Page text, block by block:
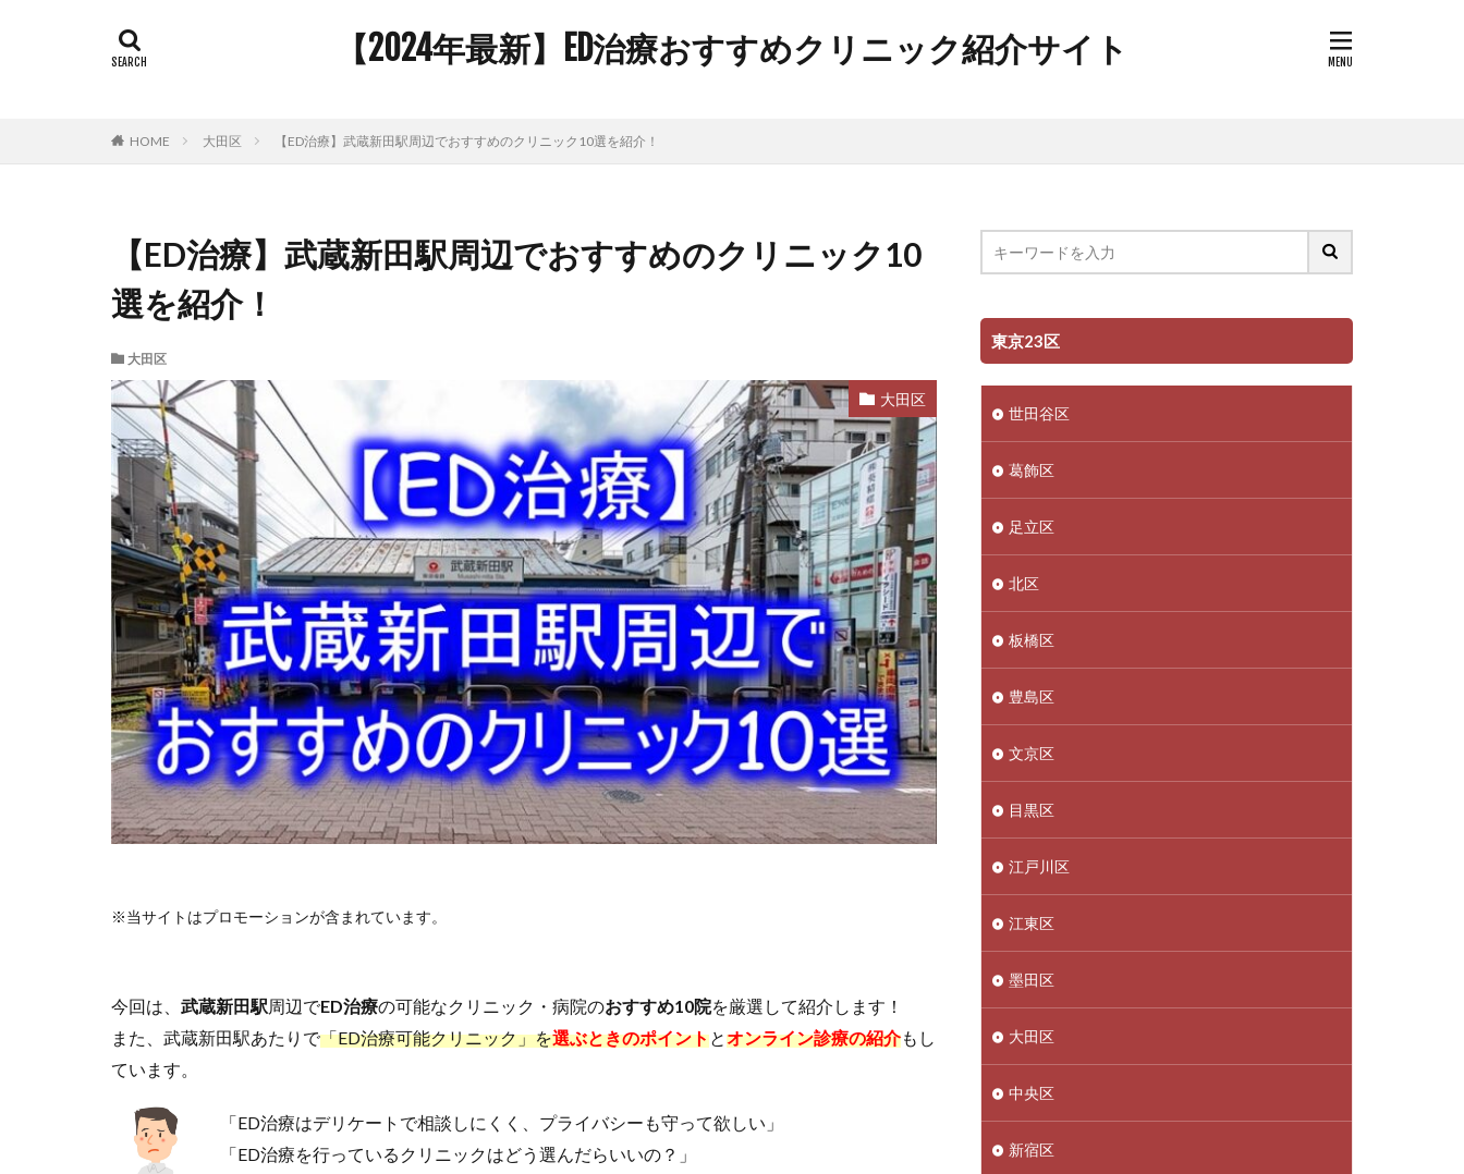
【2024年最新】ED治療おすすめクリニック紹介サイト
HOME 大田区 【ED治療】武蔵新田駅周辺でおすすめのクリニック10選を紹介！
【ED治療】武蔵新田駅周辺でおすすめのクリニック10
選を紹介！
大田区
大田区
※当サイトはプロモーションが含まれています。
今回は、 武蔵新田駅周辺でED治療の可能なクリニック・病院のおすすめ10院を厳選して紹介します！
また、武蔵新田駅あたりで「ED治療可能クリニック」を選ぶときのポイントとオンライン診療の紹介もし
ています。
「ED治療はデリケートで相談しにくく、プライバシーも守って欲しい」
「ED治療を行っているクリニックはどう選んだらいいの？」
東京23区
世田谷区
葛飾区
足立区
北区
板橋区
豊島区
文京区
目黒区
江戸川区
江東区
墨田区
大田区
中央区
新宿区